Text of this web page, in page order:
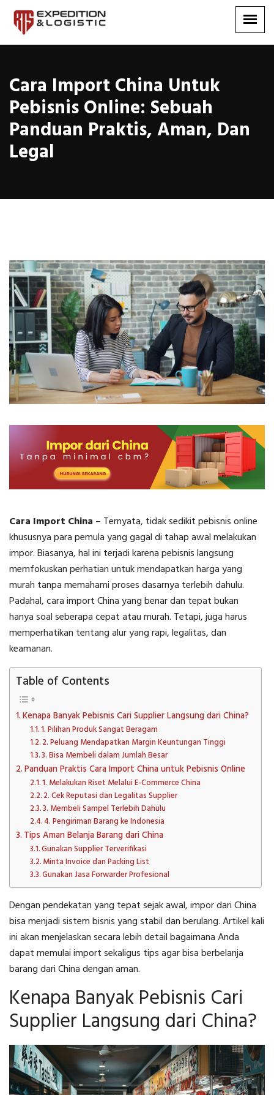
Cara Import China Untuk
Pebisnis Online: Sebuah
Panduan Praktis, Aman, Dan
Legal
Cara Import China – Ternyata, tidak sedikit pebisnis online
khususnya para pemula yang gagal di tahap awal melakukan
impor. Biasanya, hal ini terjadi karena pebisnis langsung
memfokuskan perhatian untuk mendapatkan harga yang
murah tanpa memahami proses dasarnya terlebih dahulu.
Padahal,cara import Chinayang benar dan tepat bukan
hanya soal seberapa cepat atau murah. Tetapi, juga harus
memperhatikan tentang alur yang rapi, legalitas, dan
keamanan.
Table of Contents
Kenapa Banyak Pebisnis Cari Supplier Langsung dari China?
1. Pilihan Produk Sangat Beragam
2. Peluang Mendapatkan Margin Keuntungan Tinggi
3. Bisa Membeli dalam Jumlah Besar
Panduan Praktis Cara Import China untuk Pebisnis Online
1. Melakukan Riset Melalui E-Commerce China
2. Cek Reputasi dan Legalitas Supplier
3. Membeli Sampel Terlebih Dahulu
4. Pengiriman Barang ke Indonesia
Tips Aman Belanja Barang dari China
Gunakan Supplier Terverifikasi
Minta Invoice dan Packing List
Gunakan Jasa Forwarder Profesional
Dengan pendekatan yang tepat sejak awal, impor dari China
bisa menjadi sistem bisnis yang stabil dan berulang. Artikel kali
ini akan menjelaskan secara lebih detail bagaimana Anda
dapat memulai import sekaligus tips agar bisa berbelanja
barang dari China dengan aman.
Kenapa Banyak Pebisnis Cari
Supplier Langsung dari China?